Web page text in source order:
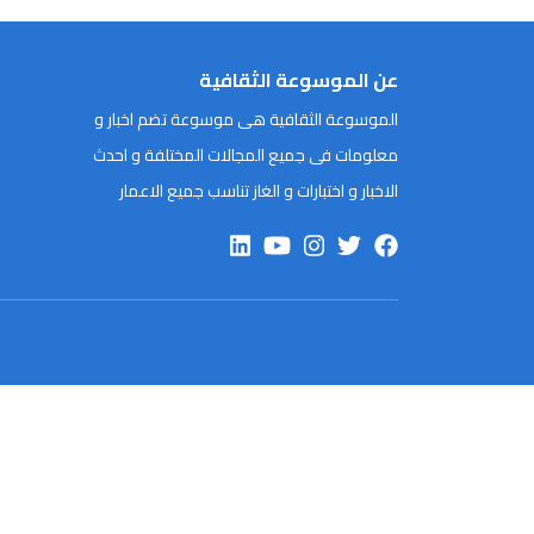
عن الموسوعة الثقافية
الموسوعة الثقافية هى موسوعة تضم اخبار و
معلومات فى جميع المجالات المختلفة و احدث
الاخبار و اختبارات و الغاز تناسب جميع الاعمار